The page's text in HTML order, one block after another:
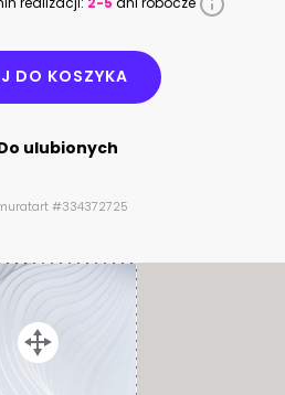
DO KOSZYKA
ulubionych
#334372725